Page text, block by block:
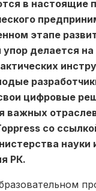
в настоящие
этапе
делается на
цифровые
важных
со
науки
РК.